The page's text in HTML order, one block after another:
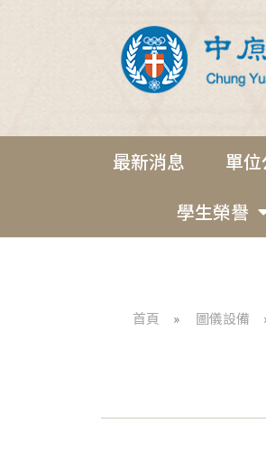
最新消息 單
學生榮譽
首頁 » 圖儀設備